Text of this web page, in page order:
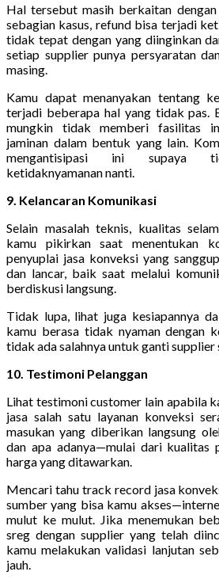
Hal tersebut masih berkaitan
sebagian kasus, refund bisa terjadi
tidak tepat dengan yang diinginkan
setiap supplier punya persyaratan
masing.
Kamu dapat menanyakan tentang
terjadi beberapa hal yang tidak pas.
mungkin tidak memberi fasilitas
jaminan dalam bentuk yang lain.
mengantisipasi ini supaya
ketidaknyamanan nanti.
9. Kelancaran Komunikasi
Selain masalah teknis, kualitas
kamu pikirkan saat menentukan
penyuplai jasa konveksi yang
dan lancar, baik saat melalui
berdiskusi langsung.
Tidak lupa, lihat juga kesiapannya
kamu berasa tidak nyaman dengan
tidak ada salahnya untuk ganti
10. Testimoni Pelanggan
Lihat testimoni customer lain apabila
jasa salah satu layanan konveksi
masukan yang diberikan langsung
dan apa adanya—mulai dari kualitas
harga yang ditawarkan.
Mencari tahu track record jasa
sumber yang bisa kamu
mulut ke mulut. Jika menemukan
sreg dengan supplier yang telah
kamu melakukan validasi lanjutan
jauh.